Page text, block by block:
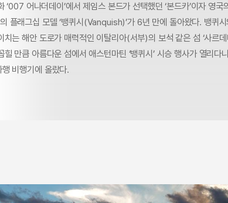
‘007 어나더데이’에서 제임스 본드가 선택했던 ‘본드카’이자 영국
플래그십 모델 ‘뱅퀴시(Vanquish)’가 6년 만에 돌아왔다. 뱅퀴
는 해안 도로가 매력적인 이탈리아(서부)의 보석 같은 섬 ‘사르데
만큼 아름다운 섬에서 애스턴마틴 ‘뱅퀴시’ 시승 행사가 열리다
비행기에 올랐다.